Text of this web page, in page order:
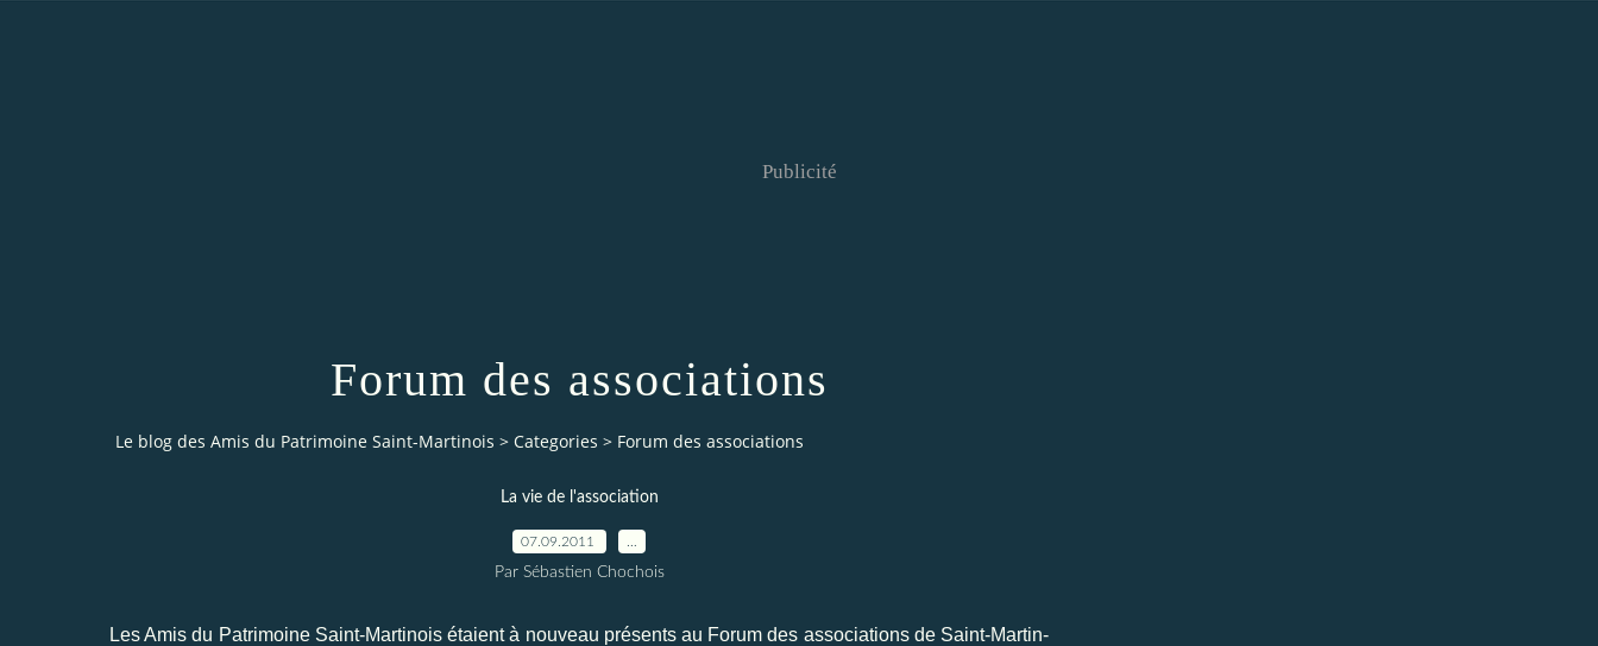
Publicité
Forum des associations
Le blog des Amis du Patrimoine Saint-Martinois > Categories > Forum des associations
La vie de l'association
07.09.2011
Par Sébastien Chochois
Les Amis du Patrimoine Saint-Martinois étaient à nouveau présents au Forum des associations de Saint-Martin-